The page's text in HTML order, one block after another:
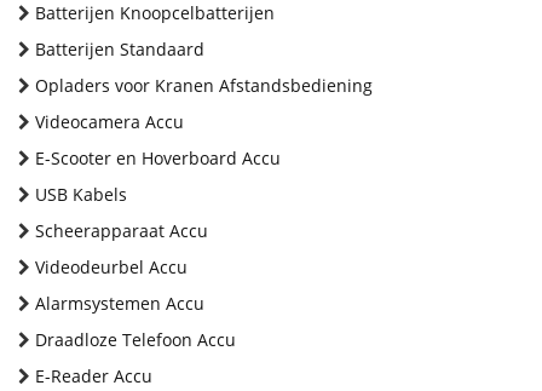
Batterijen Knoopcelbatterijen
Batterijen Standaard
Opladers voor Kranen Afstandsbediening
Videocamera Accu
E-Scooter en Hoverboard Accu
USB Kabels
Scheerapparaat Accu
Videodeurbel Accu
Alarmsystemen Accu
Draadloze Telefoon Accu
E-Reader Accu